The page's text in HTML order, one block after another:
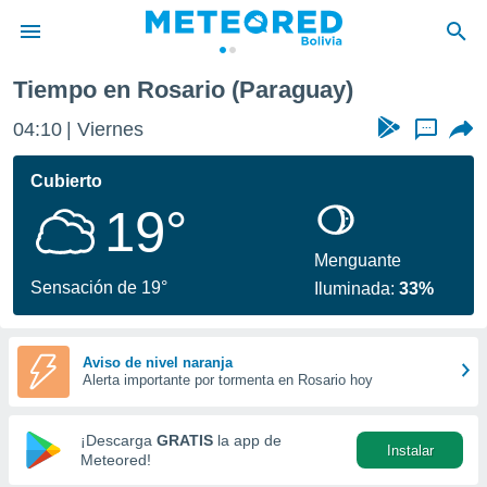
de
ha
que se
calidad.
a este
las
y
forma
digital
basada
Tiempo en Rosario (Paraguay)
04:10 Viernes ...
Cubierto
19°
Sensación de 19°
Menguante
Iluminada:33%
Aviso de nivel naranja
Alerta importante por tormenta en Rosario hoy
¡Descarga GRATIS la app de
Meteored!
Instalar